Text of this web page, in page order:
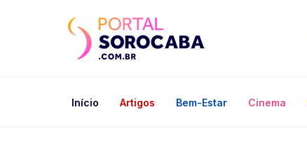
Início Artigos Bem-Estar Cinema